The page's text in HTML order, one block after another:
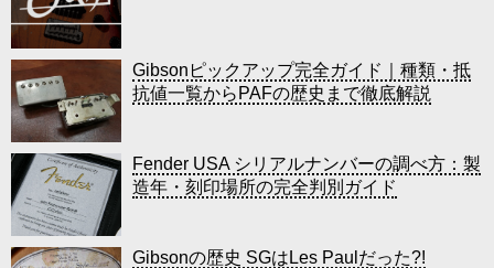
Gibsonピックアップ完全ガイド｜種類・抵
抗値一覧からPAFの歴史まで徹底解説
Fender USA シリアルナンバーの調べ方：製
造年・刻印場所の完全判別ガイド
Gibsonの歴史 SGはLes Paulだった?!